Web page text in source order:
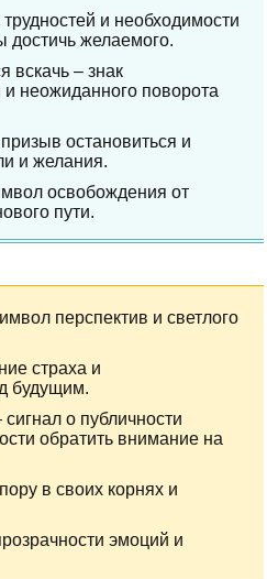
и необходимости
достичь желаемого.
вскачь – знак
неожиданного поворота
остановиться и
и желания.
освобождения от
пути.
перспектив и светлого
страха и
будущим.
о публичности
обратить внимание на
в своих корнях и
эмоций и